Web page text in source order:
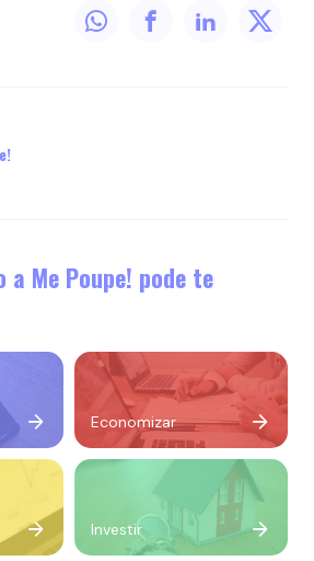
a Me Poupe! pode te
Economizar
Investir